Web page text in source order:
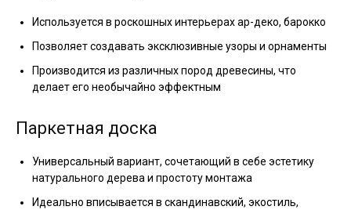
Используется в роскошных интерьерах ар-деко, барокко
Позволяет создавать эксклюзивные узоры и орнаменты
Производится из различных пород древесины, что
делает его необычайно эффектным
Паркетная доска
Универсальный вариант, сочетающий в себе эстетику
натурального дерева и простоту монтажа
Идеально вписывается в скандинавский, экостиль,